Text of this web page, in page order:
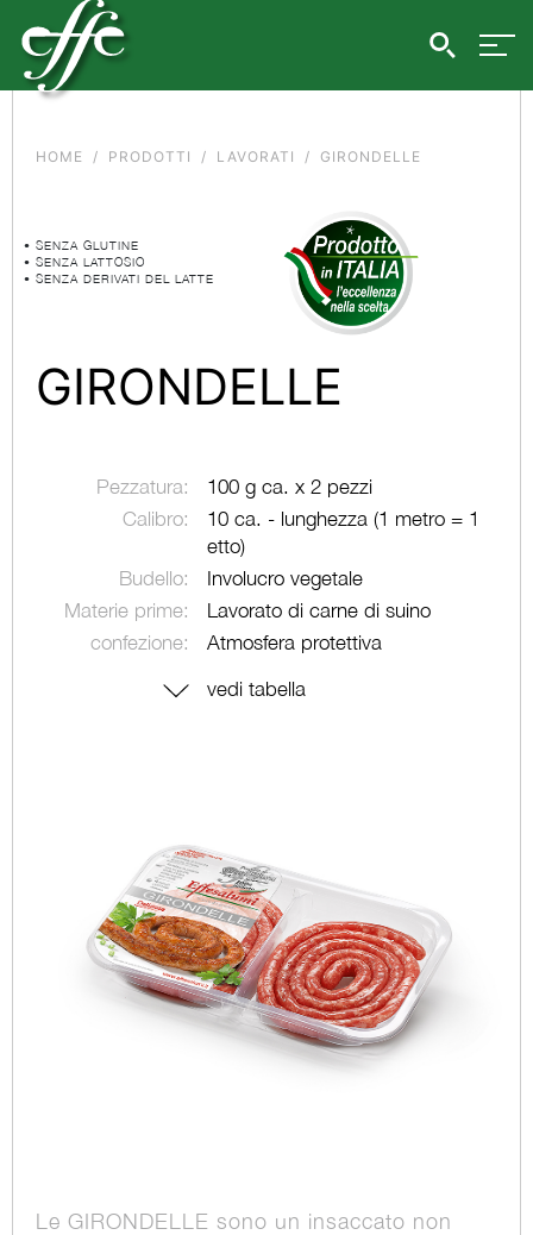
HOME PRODOTTI LAVORATI GIRONDELLE
• SENZA GLUTINE
• SENZA LATTOSIO
• SENZA DERIVATI DEL LATTE
GIRONDELLE
Pezzatura:
100 g ca. x 2 pezzi
Calibro:
10 ca. - lunghezza (1 metro = 1
etto)
Budello:
Involucro vegetale
Materie prime:
Lavorato di carne di suino
confezione:
Atmosfera protettiva
vedi tabella
Le GIRONDELLE sono un insaccato non